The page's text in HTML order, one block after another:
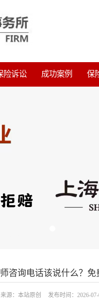
险诉讼 成功案例 保
咨询电话该说什么？
来源：本站原创 发布时间：2026-